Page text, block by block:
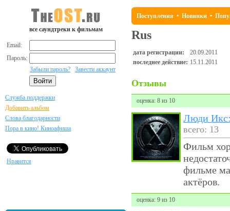
все саундтреки к фильмам
Email:
Пароль:
Забыли пароль?
Завести аккаунт
Служба поддержки
Добавить альбом
Слова благодарности
Пора в кино! Киноафиша
Нравится
Поступления • Новинки •
Rus
дата регистрации:
20.09.2011
последнее действие: 15.11.2011
Отзывы
оценка: 8 из 10
Люди
всего: 13
Фильм
фильме
актёров.
оценка: 9 из 10